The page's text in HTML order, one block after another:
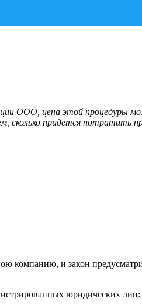
ООО, цена этой
сколько придется потратить
и закон
юридических лиц: